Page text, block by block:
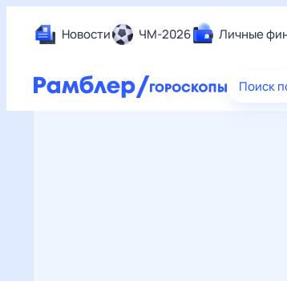
Новости ЧМ-2026 Личные
Поиск